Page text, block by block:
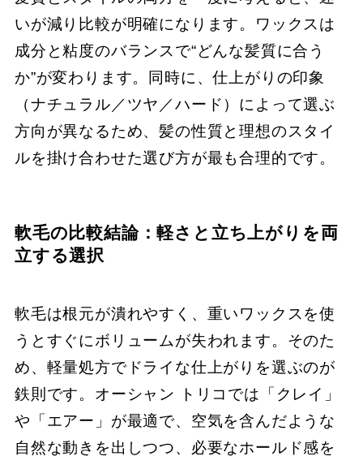
いが減り比較が明確になります。ワックスは
成分と粘度のバランスで“どんな髪質に合う
か”が変わります。同時に、仕上がりの印象
（ナチュラル／ツヤ／ハード）によって選ぶ
方向が異なるため、髪の性質と理想のスタイ
ルを掛け合わせた選び方が最も合理的です。
軟毛の比較結論：軽さと立ち上がりを両
立する選択
軟毛は根元が潰れやすく、重いワックスを使
うとすぐにボリュームが失われます。そのた
め、軽量処方でドライな仕上がりを選ぶのが
鉄則です。オーシャン トリコでは「クレイ」
や「エアー」が最適で、空気を含んだような
自然な動きを出しつつ、必要なホールド感を